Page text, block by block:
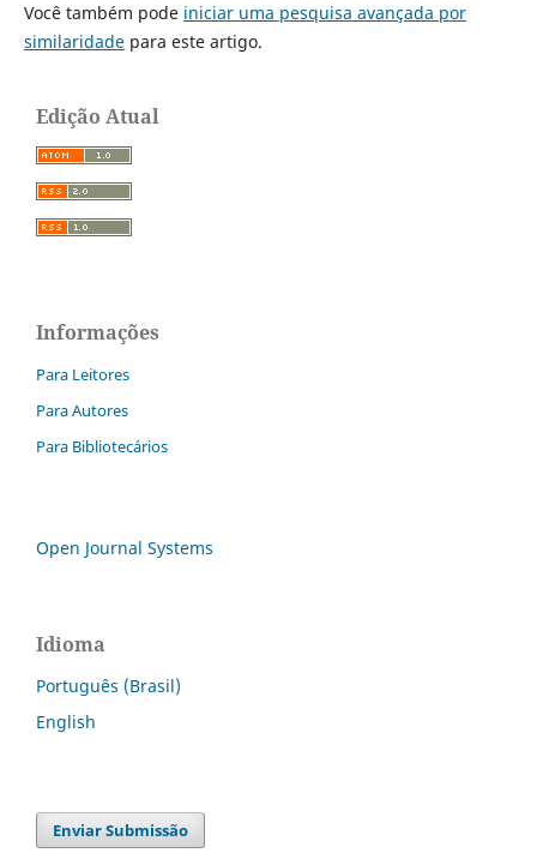
Você também pode iniciar uma pesquisa avançada por
similaridadepara este artigo.
Edição Atual
Informações
Para Leitores
Para Autores
Para Bibliotecários
Open Journal Systems
Idioma
Português (Brasil)
English
Enviar Submissão